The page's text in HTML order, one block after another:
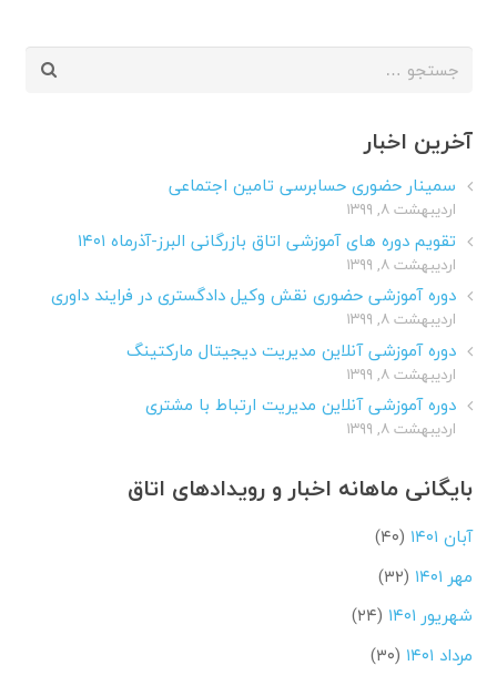
جستجو
آخرین اخبار
سمینار حضوری حسابرسی تامین اجتماعی
اردیبهشت ۸, ۱۳۹۹
تقویم دوره های آموزشی اتاق بازرگانی البرز-آذرماه ۱۴۰۱
اردیبهشت ۸, ۱۳۹۹
دوره آموزشی حضوری نقش وکیل دادگستری در فرایند داوری
اردیبهشت ۸, ۱۳۹۹
دوره آموزشی آنلاین مدیریت دیجیتال مارکتینگ
اردیبهشت ۸, ۱۳۹۹
دوره آموزشی آنلاین مدیریت ارتباط با مشتری
اردیبهشت ۸, ۱۳۹۹
بایگانی ماهانه اخبار و رویدادهای اتاق
آبان ۱۴۰۱
(۴۰)
مهر ۱۴۰۱
(۳۲)
شهریور ۱۴۰۱
(۲۴)
مرداد ۱۴۰۱
(۳۰)